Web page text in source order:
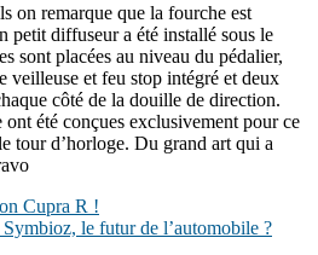
on remarque que la fourche est
petit diffuseur a été installé sous le
sont placées au niveau du pédalier,
veilleuse et feu stop intégré et deux
côté de la douille de direction.
ont été conçues exclusivement pour ce
tour d’horloge. Du grand art qui a
Cupra R !
le futur de l’automobile ?